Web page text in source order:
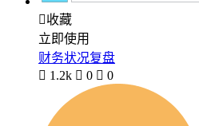
收藏
立即使用
财务状况复盘
 1.2k  0  0